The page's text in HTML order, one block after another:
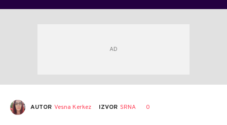
AUTOR Vesna Kerkez IZVOR SRNA 0